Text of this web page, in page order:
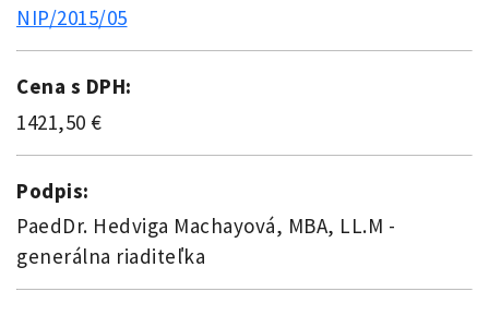
NIP/2015/05
Cena s DPH:
1421,50 €
Podpis:
PaedDr. Hedviga Machayová, MBA, LL.M -
generálna riaditeľka